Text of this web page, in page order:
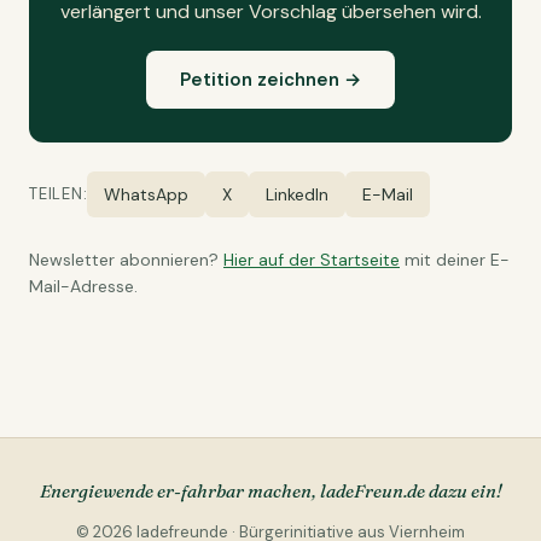
verlängert und unser Vorschlag übersehen wird.
Petition zeichnen →
TEILEN: WhatsApp X LinkedIn E-Mail
Newsletter abonnieren? Hier auf der Startseite mit deiner E-
Mail-Adresse.
Energiewende er-fahrbar machen, ladeFreun.de dazu ein!
© 2026 ladefreunde · Bürgerinitiative aus Viernheim